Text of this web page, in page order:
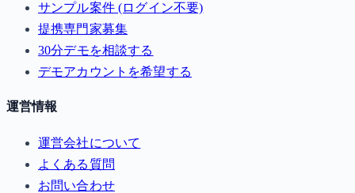
サンプル案件 (ログイン不要)
提携専門家募集
30分デモを相談する
デモアカウントを希望する
運営情報
運営会社について
よくある質問
お問い合わせ